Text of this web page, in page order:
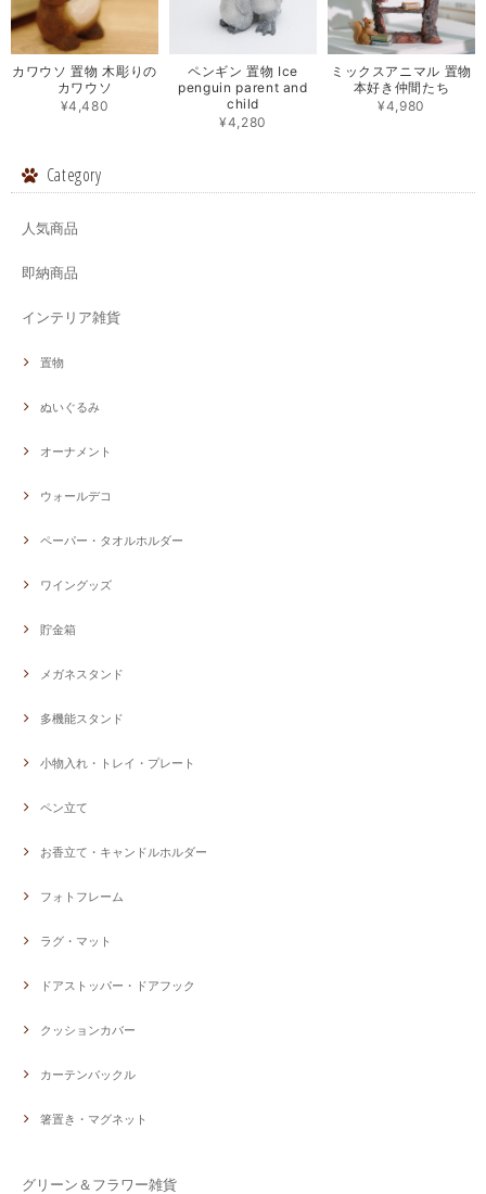
カワウソ 置物 木彫りの
カワウソ
¥4,480
ペンギン 置物 Ice
penguin parent and
child
¥4,280
ミックスアニマル 置物
本好き仲間たち
¥4,980
Category
人気商品
即納商品
インテリア雑貨
置物
ぬいぐるみ
オーナメント
ウォールデコ
ペーパー・タオルホルダー
ワイングッズ
貯金箱
メガネスタンド
多機能スタンド
小物入れ・トレイ・プレート
ペン立て
お香立て・キャンドルホルダー
フォトフレーム
ラグ・マット
ドアストッパー・ドアフック
クッションカバー
カーテンバックル
箸置き・マグネット
グリーン＆フラワー雑貨